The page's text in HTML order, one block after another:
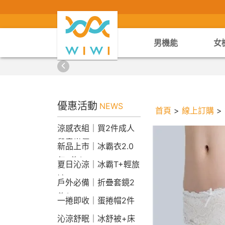
男機能 女
優惠活動 NEWS
涼感衣組｜買2件成人
兒童半價
新品上市｜冰霸衣2.0
任2件$2290
夏日沁涼｜冰霸T+輕旅
褲
戶外必備｜折疊套鏡2
件$1790
一捲即收｜蛋捲帽2件
1790
沁涼舒眠｜冰舒被+床
首頁 > 線上訂購 >